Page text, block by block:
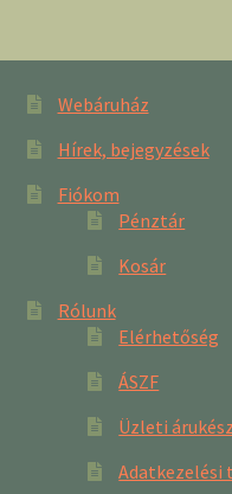
Webáruház
Hírek, bejegyzések
Fiókom
Pénztár
Kosár
Rólunk
Elérhetőség
ÁSZF
Üzleti